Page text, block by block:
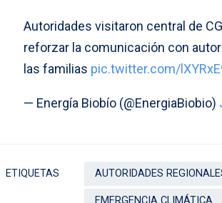
Autoridades visitaron central de
reforzar la comunicación con
las familias pic.twitter.com/
— Energía Biobío (@EnergiaBiobio)
ETIQUETAS AUTORIDADES
EMERGENCIA CLIMÁTICA